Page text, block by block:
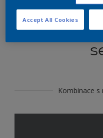
Kombinace
Accept All Cookies